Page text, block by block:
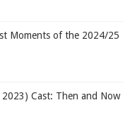
Moments of the 2024/25
Cast: Then and Now